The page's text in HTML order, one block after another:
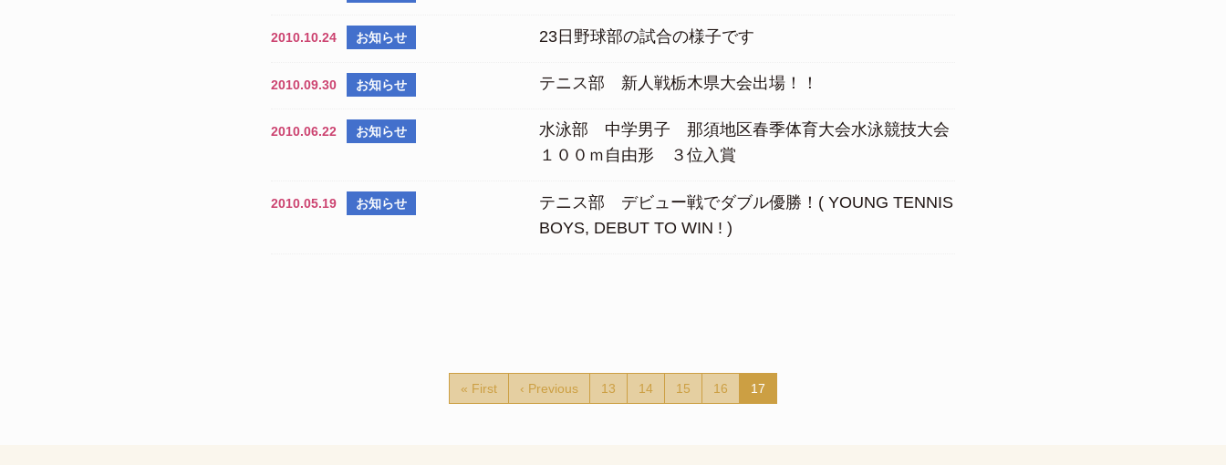
2010.10.24 お知らせ 23日野球部の試合の様子です
2010.09.30 お知らせ テニス部 新人戦栃木県大会出場！！
2010.06.22 お知らせ
水泳部 中学男子 那須地区春季体育大会水泳競技大会
１００ｍ自由形 ３位入賞
2010.05.19 お知らせ
テニス部 デビュー戦でダブル優勝！( YOUNG TENNIS
BOYS, DEBUT TO WIN ! )
« First ‹ Previous 13 14 15 16 17